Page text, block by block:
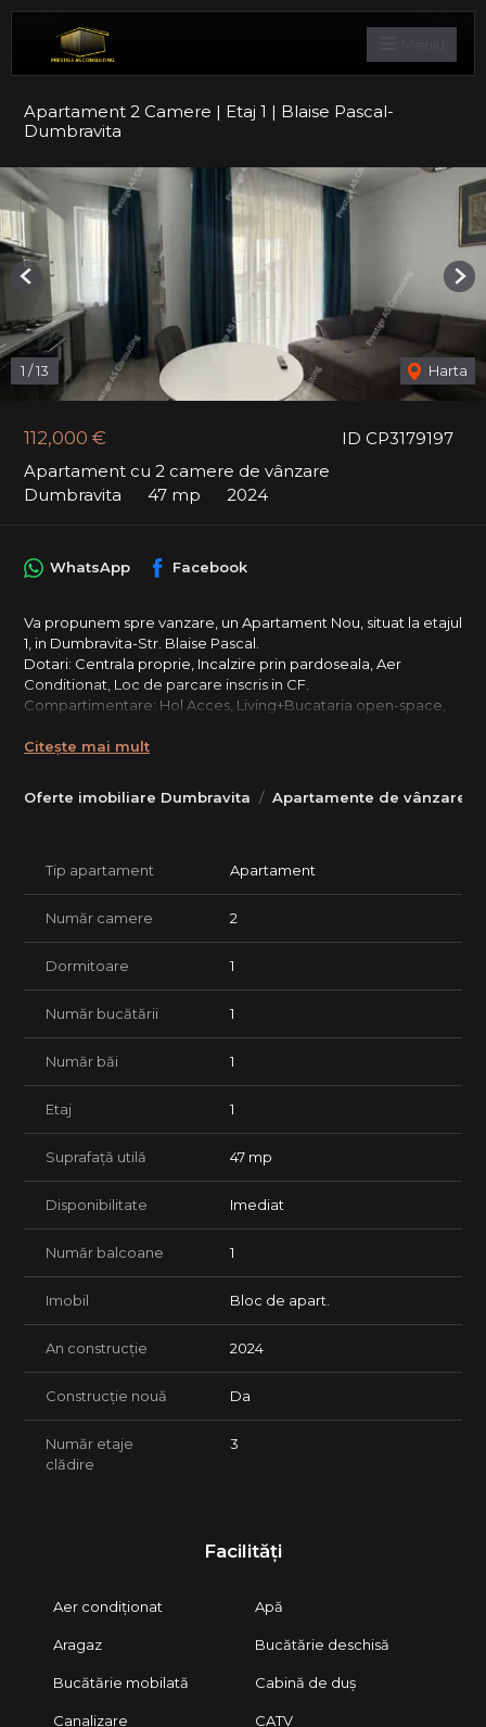
Apartament 2 Camere | Etaj 1 | Blaise Pascal-
Dumbravita
ID CP3179197
112,000 €
Apartament cu 2 camere de vânzare
Dumbravita
47 mp 2024
1 /13 Harta
Previous
Oferte imobiliare Dumbravita Apartamente de vânzare
WhatsApp Facebook
Va propunem spre vanzare, un Apartament Nou, situat la etajul
1, in Dumbravita-Str. Blaise Pascal.
Dotari: Centrala proprie, Incalzire prin pardoseala, Aer
Conditionat, Loc de parcare inscris in CF.
Compartimentare: Hol Acces, Living+Bucataria open-space,
Disponibilitate: imediata.
Citește mai mult
Tip apartament Apartament
Număr camere 2
Dormitoare 1
Număr bucătării 1
Număr băi 1
Etaj 1
Suprafață utilă 47 mp
Disponibilitate Imediat
Număr balcoane 1
Imobil Bloc de apart.
An construcție 2024
Construcție nouă Da
Număr etaje
clădire
3
Facilități
Aer condiționat Apă
Aragaz Bucătărie deschisă
Bucătărie mobilată Cabină de duș
Canalizare CATV